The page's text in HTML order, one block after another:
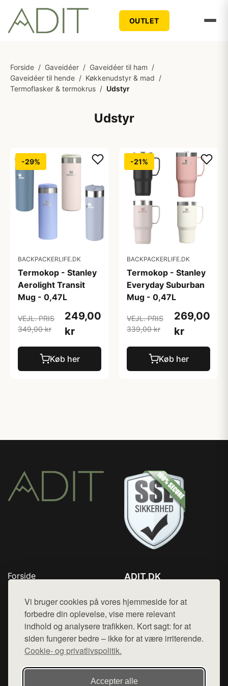
Vi bruger cookies på vores hjemmeside for at
forbedre din oplevelse, vise mere relevant
indhold og analysere trafikken. Kort sagt: for at
siden fungerer bedre – ikke for at være irriterende.
Cookie- og privatlivspolitik.
Accepter alle
OUTLET
Forside / Gaveidéer / Gaveidéer til ham /
Gaveidéer til hende / Køkkenudstyr & mad /
Termoflasker & termokrus / Udstyr
Udstyr
-29%
BACKPACKERLIFE.DK
Termokop - Stanley
Aerolight Transit
Mug - 0,47L
VEJL. PRIS
349,00 kr
249,00
kr
Køb her
-21%
BACKPACKERLIFE.DK
Termokop - Stanley
Everyday Suburban
Mug - 0,47L
VEJL. PRIS
339,00 kr
269,00
kr
Køb her
Forside
Top Rabatter
Blog
Kontakt
ADIT.DK
Mail: hej@want.dk
Cookie- og privatlivspolitik
Denne side er en del af want.dk, der udgiver en række